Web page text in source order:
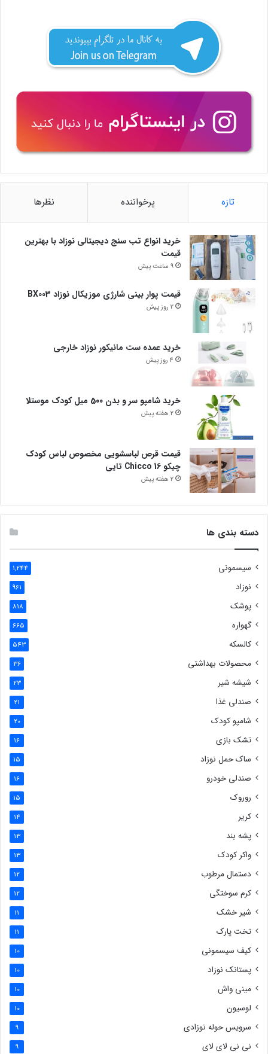
تازه پرخواننده نظرها
خرید انواع تب سنج دیجیتالی نوزاد با بهترین
قیمت
9 ساعت پیش
قیمت پوار بینی شارژی موزیکال نوزاد BX003
2 روز پیش
خرید عمده ست مانیکور نوزاد خارجی
4 روز پیش
خرید شامپو سر و بدن 500 میل کودک موستلا
2 هفته پیش
قیمت قرص لباسشویی مخصوص لباس کودک
چیکو Chicco 16 تایی
2 هفته پیش
دسته بندی ها
سیسمونی 1,244
نوزاد 961
پوشک 818
گهواره 665
کالسکه 543
محصولات بهداشتی 36
شیشه شیر 23
صندلی غذا 21
شامپو کودک 20
تشک بازی 16
ساک حمل نوزاد 15
صندلی خودرو 16
روروک 15
کریر 14
پشه بند 13
واکر کودک 13
دستمال مرطوب 12
کرم سوختگی 12
شیر خشک 11
تخت پارک 11
کیف سیسمونی 10
پستانک نوزاد 10
مینی واش 10
لوسیون 10
سرویس حوله نوزادی 9
نی نی لای لای 9